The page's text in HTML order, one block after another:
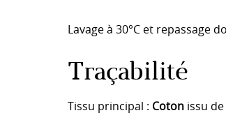
Lavage à 30°C et repassage
Traçabilité
Tissu principal : Coton issu